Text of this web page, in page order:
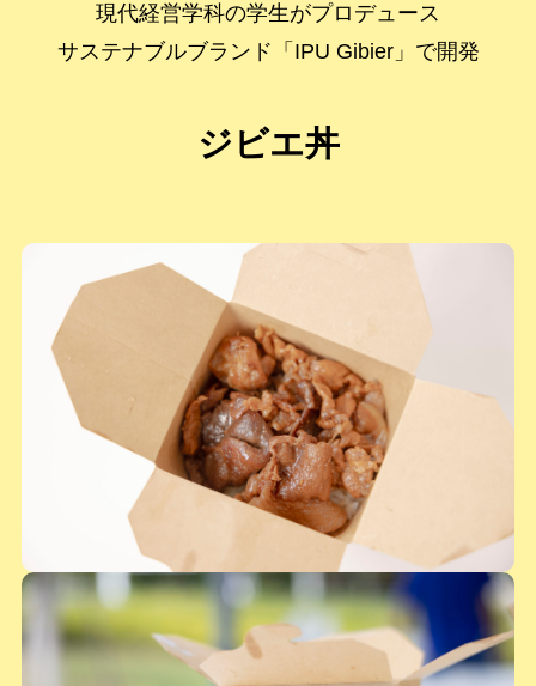
現代経営学科の学生がプロデュース
サステナブルブランド「IPU Gibier」で開発
ジビエ丼